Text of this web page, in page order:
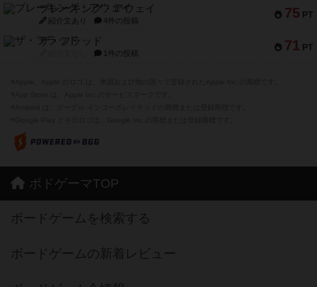
75 PT
ブレーキング・アウェイ
紹介文あり 4件の投稿
71 PT
ザ・フラッド
1件の投稿
ボドゲーマTOP
ボードゲームを検索する
ボードゲームの新着レビュー